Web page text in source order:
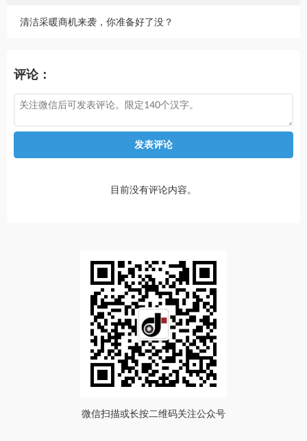
清洁采暖商机来袭，你准备好了没？
评论：
发表评论
目前没有评论内容。
微信扫描或长按二维码关注公众号